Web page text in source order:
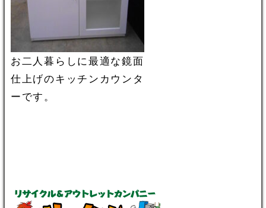
お二人暮らしに最適な鏡面
仕上げのキッチンカウンタ
ーです。